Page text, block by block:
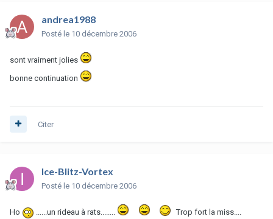
andrea1988
Posté le 10 décembre 2006
sont vraiment jolies
bonne continuation
Citer
Ice-Blitz-Vortex
Posté le 10 décembre 2006
Ho ......un rideau à rats........ Trop fort la miss....